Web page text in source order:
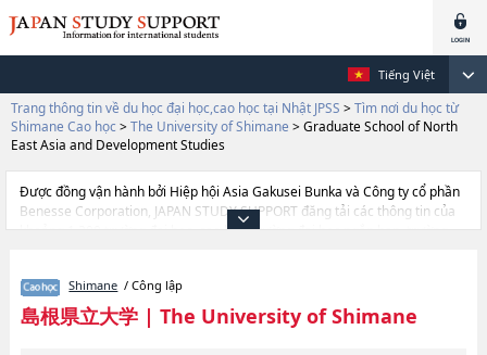
Tiếng Việt
Trang thông tin về du học đại học,cao học tại Nhật JPSS > Tìm nơi du học từ
Shimane Cao học > The University of Shimane > Graduate School of North
East Asia and Development Studies
Được đồng vận hành bởi Hiệp hội Asia Gakusei Bunka và Công ty cổ phần
Benesse Corporation, JAPAN STUDY SUPPORT đăng tải các thông tin của
khoảng 1.300 trường đại học, cao học, trường đại học ngắn hạn, trường
thông tin cần thiết dành cho du học sinh, như là về các Graduate School of
North East Asia and Development StudieshoặcNursing, thông tin về từng
khoa nghiên cứu, thông tin liên quan đến thi tuyển như số lượng tuyển
Shimane / Công lập
島根県立大学| The University of Shimane